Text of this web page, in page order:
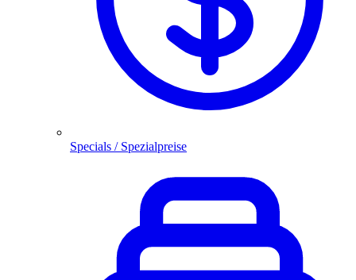
Specials / Spezialpreise